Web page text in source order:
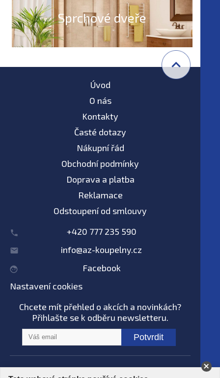
Sprchové dveře
Úvod
O nás
Kontakty
Časté dotazy
Nákupní řád
Obchodní podmínky
Doprava a platba
Reklamace
Odstoupení od smlouvy
+420 777 235 590
info@az-koupelny.cz
Facebook
Nastavení cookies
Chcete mít přehled o akcích a novinkách?
Přihlašte se k odběru newsletteru.
Potvrdit